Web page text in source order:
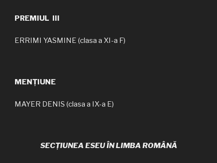
PREMIUL III
ERRIMI YASMINE (clasa a XI-a F)
MENȚIUNE
MAYER DENIS (clasa a IX-a E)
SECȚIUNEA ESEU ÎN LIMBA ROMÂNĂ